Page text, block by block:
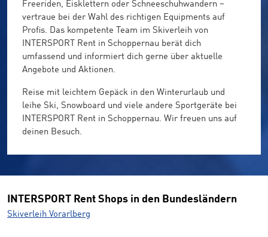
Freeriden, Eisklettern oder Schneeschuhwandern –
vertraue bei der Wahl des richtigen Equipments auf
Profis. Das kompetente Team im Skiverleih von
INTERSPORT Rent in Schoppernau berät dich
umfassend und informiert dich gerne über aktuelle
Angebote und Aktionen.
Reise mit leichtem Gepäck in den Winterurlaub und
leihe Ski, Snowboard und viele andere Sportgeräte bei
INTERSPORT Rent in Schoppernau. Wir freuen uns auf
deinen Besuch.
INTERSPORT Rent Shops in den Bundesländern
Skiverleih Vorarlberg